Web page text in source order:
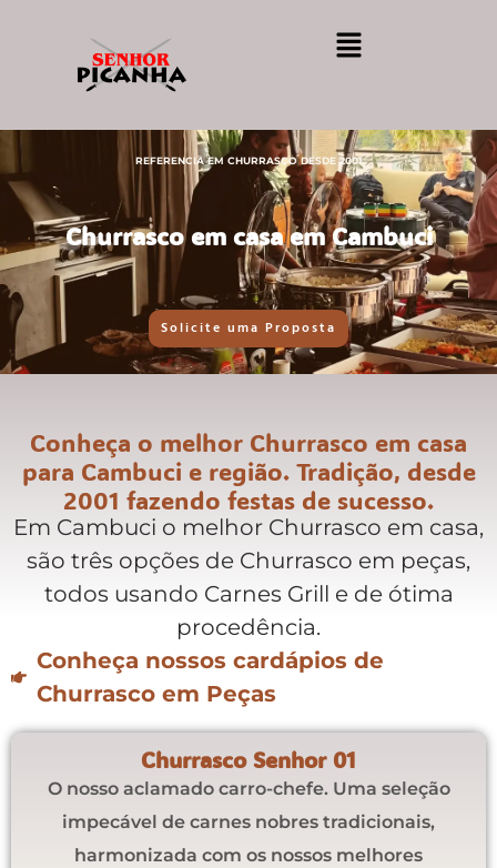
REFERENCIA EM CHURRASCO DESDE 2001
Churrasco em casa em Cambuci
Solicite uma Proposta
Conheça o melhor Churrasco em casa
para Cambuci e região. Tradição, desde
2001 fazendo festas de sucesso.
Em Cambuci o melhor Churrasco em casa,
são três opções de Churrasco em peças,
todos usando Carnes Grill e de ótima
procedência.
Conheça nossos cardápios de
Churrasco em Peças
Churrasco Senhor 01
O nosso aclamado carro-chefe. Uma seleção
impecável de carnes nobres tradicionais,
harmonizada com os nossos melhores